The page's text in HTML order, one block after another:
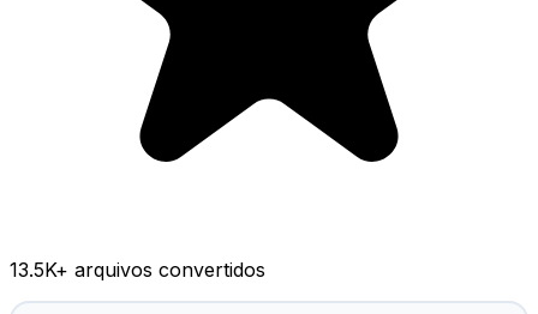
13.5K+ arquivos convertidos